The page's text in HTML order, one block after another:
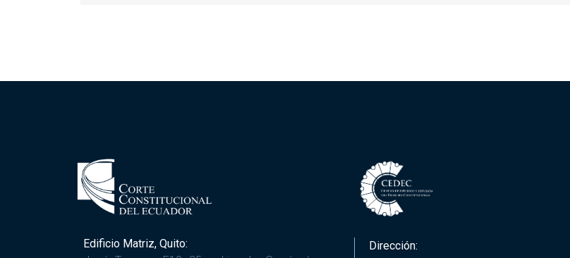
Edificio Matriz, Quito:
Dirección: